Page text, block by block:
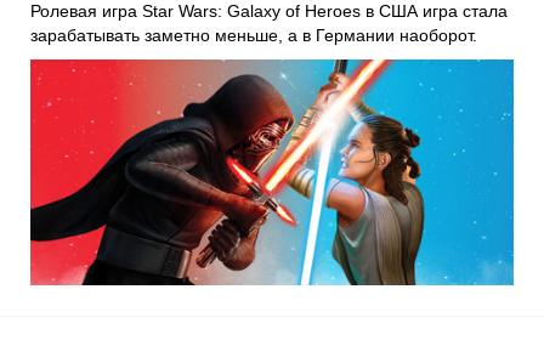
Ролевая игра Star Wars: Galaxy of Heroes в США игра стала
зарабатывать заметно меньше, а в Германии наоборот.